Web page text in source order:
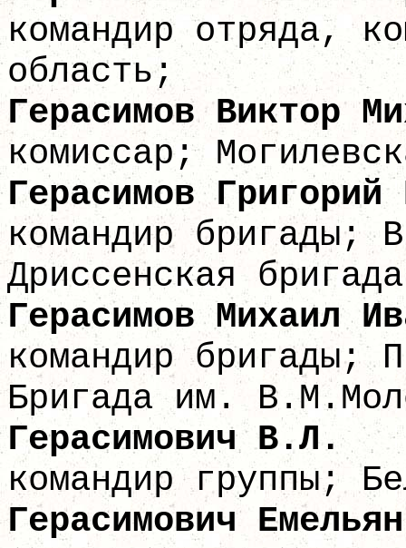
командир отряда,
область;
Герасимов
комиссар;
Герасимов
командир бригады;
Дриссенская бригада
Герасимов
командир бригады;
Бригада им.
командир группы;
Герасимович